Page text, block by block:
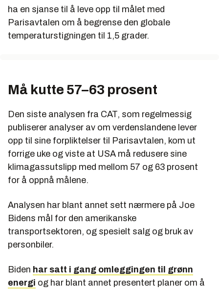
ha en sjanse til å leve opp til målet med
Parisavtalen om å begrense den globale
temperaturstigningen til 1,5 grader.
Må kutte 57–63 prosent
Den siste analysen fra CAT, som regelmessig
publiserer analyser av om verdenslandene lever
opp til sine forpliktelser til Parisavtalen, kom ut
forrige uke og viste at USA må redusere sine
klimagassutslipp med mellom 57 og 63 prosent
for å oppnå målene.
Analysen har blant annet sett nærmere på Joe
Bidens mål for den amerikanske
transportsektoren, og spesielt salg og bruk av
personbiler.
Biden har satt i gang omleggingen til grønn
energi og har blant annet presentert planer om å